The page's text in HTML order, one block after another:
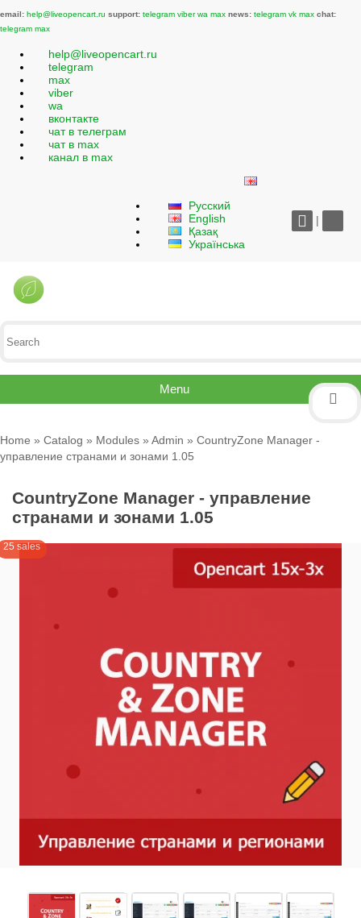
email: help@liveopencart.ru support: telegram viber wa max news: telegram vk max chat:
telegram max
help@liveopencart.ru
telegram
max
viber
wa
вконтакте
чат в телеграм
чат в max
канал в max
Русский
English
Қазақ
Українська
|
Menu
Home » Catalog » Modules » Admin » CountryZone Manager -
управление странами и зонами 1.05
CountryZone Manager - управление
странами и зонами 1.05
25 sales